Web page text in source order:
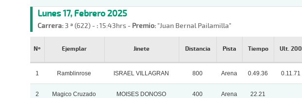
Lunes 17, Febrero 2025
Carrera:3 ª (622) - :15:43hrs - Premio:"Juan Bernal Pailamilla"
Nº Ejemplar Jinete Distancia Pista Tiempo Ult. 200
1 Ramblinrose ISRAEL VILLAGRAN 800 Arena 0.49.36 0.11.71
2 Magico Cruzado MOISES DONOSO 400 Arena 22.21